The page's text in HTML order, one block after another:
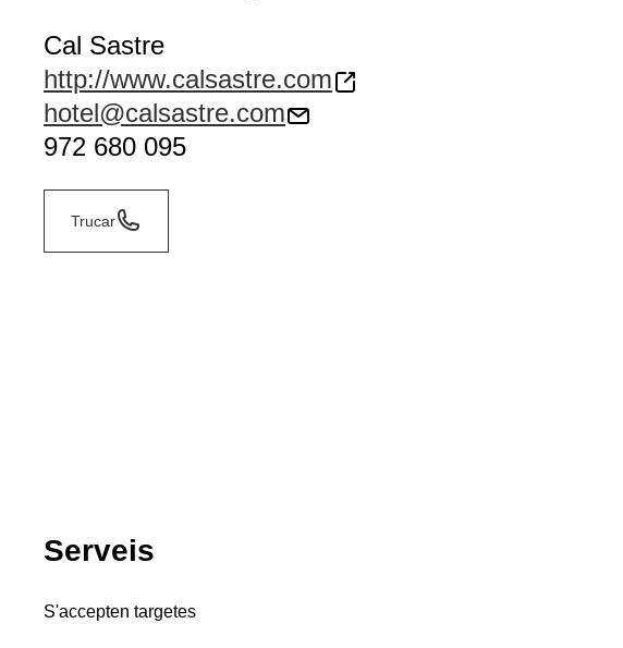
Cal Sastre
http://www.calsastre.com
hotel@calsastre.com
972 680 095
Trucar
Serveis
S'accepten targetes